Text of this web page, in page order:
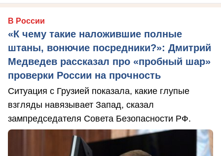
В России
«К чему такие наложившие полные
штаны, вонючие посредники?»: Дмитрий
Медведев рассказал про «пробный шар»
проверки России на прочность
Ситуация с Грузией показала, какие глупые
взгляды навязывает Запад, сказал
зампредседателя Совета Безопасности РФ.